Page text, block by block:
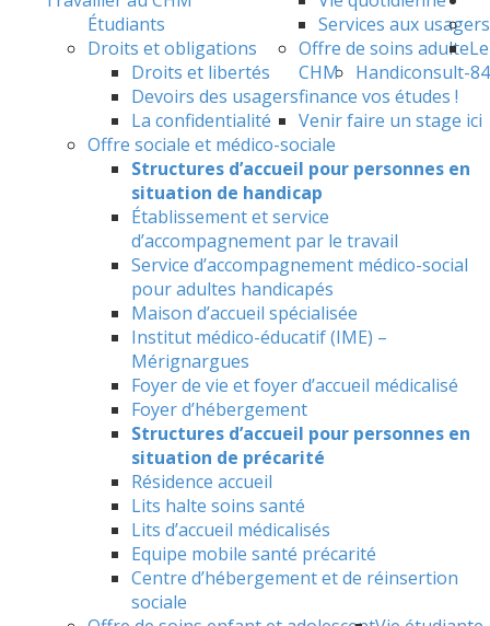
Services aux usagers
Droits et obligations
Droits et libertés
Devoirs des usagers
La confidentialité
Offre de soins adulte
Handiconsult-84
Offre sociale et médico-sociale
Structures d’accueil pour personnes en
situation de handicap
Établissement et service
d’accompagnement par le travail
Service d’accompagnement médico-social
pour adultes handicapés
Maison d’accueil spécialisée
Institut médico-éducatif (IME) –
Mérignargues
Foyer de vie et foyer d’accueil médicalisé
Foyer d’hébergement
Structures d’accueil pour personnes en
situation de précarité
Résidence accueil
Lits halte soins santé
Lits d’accueil médicalisés
Equipe mobile santé précarité
Centre d’hébergement et de réinsertion
sociale
Étudiants
Le
CHM
finance vos études !
Venir faire un stage ici